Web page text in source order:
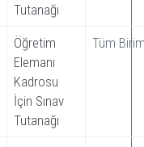
Tutanağı
Öğretim
Elemanı
Kadrosu
İçin Sınav
Tutanağı
Tüm